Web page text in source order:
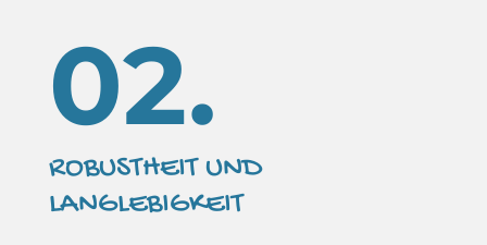
02.
ROBUSTHEIT UND
LANGLEBIGKEIT